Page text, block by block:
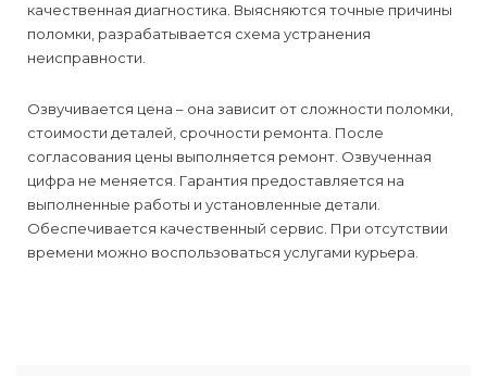
качественная диагностика. Выясняются точные причины
поломки, разрабатывается схема устранения
неисправности.
Озвучивается цена – она зависит от сложности поломки,
стоимости деталей, срочности ремонта. После
согласования цены выполняется ремонт. Озвученная
цифра не меняется. Гарантия предоставляется на
выполненные работы и установленные детали.
Обеспечивается качественный сервис. При отсутствии
времени можно воспользоваться услугами курьера.